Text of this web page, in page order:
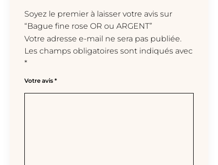
Soyez le premier à laisser votre avis sur
“Bague fine rose OR ou ARGENT”
Votre adresse e-mail ne sera pas publiée.
Les champs obligatoires sont indiqués avec
*
Votre avis *